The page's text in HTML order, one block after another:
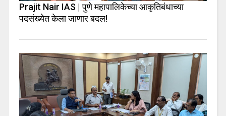
Prajit Nair IAS | पुणे महापालिकेच्या आकृतिबंधाच्या
पदसंख्येत केला जाणार बदल!